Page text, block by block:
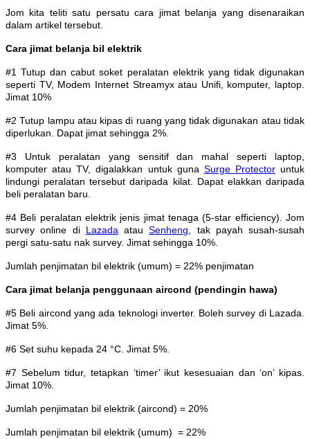
Jom kita teliti satu persatu cara jimat belanja yang disenaraikan
dalam artikel tersebut.
Cara jimat belanja bil elektrik
#1 Tutup dan cabut soket peralatan elektrik yang tidak digunakan
seperti TV, Modem Internet Streamyx atau Unifi, komputer, laptop.
Jimat 10%
#2 Tutup lampu atau kipas di ruang yang tidak digunakan atau tidak
diperlukan. Dapat jimat sehingga 2%.
#3 Untuk peralatan yang sensitif dan mahal seperti laptop,
komputer atau TV, digalakkan untuk guna Surge Protectoruntuk
lindungi peralatan tersebut daripada kilat. Dapat elakkan daripada
beli peralatan baru.
#4 Beli peralatan elektrik jenis jimat tenaga (5-star efficiency). Jom
survey online di Lazada atauSenheng , tak payah susah-susah
pergi satu-satu nak survey. Jimat sehingga 10%.
Jumlah penjimatan bil elektrik (umum) = 22% penjimatan
Cara jimat belanja penggunaan aircond (pendingin hawa)
#5 Beli aircond yang ada teknologi inverter. Boleh survey di Lazada.
Jimat 5%.
#6 Set suhu kepada 24 °C. Jimat 5%.
#7 Sebelum tidur, tetapkan ‘timer’ ikut kesesuaian dan ‘on’ kipas.
Jimat 10%.
Jumlah penjimatan bil elektrik (aircond) = 20%
Jumlah penjimatan bil elektrik (umum) = 22%